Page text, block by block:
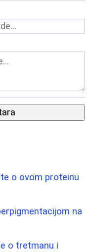
o ovom proteinu
na
o tretmanu i